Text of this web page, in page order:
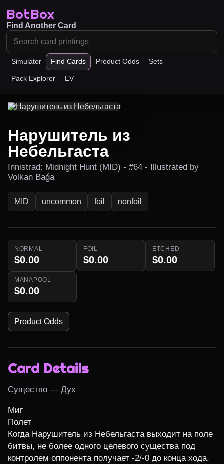
BotBox
Simulator Find Cards Product Odds Sets
Pack Explorer EV
Find Another Card
Нарушитель из
Небельгаста
Innistrad: Midnight Hunt (MID) - #64 - Illustrated by
Volkan Baǵa
MID uncommon foil nonfoil
NORMAL
$0.00
FOIL
$0.00
ETCHED
$0.00
MANAPOOL
$0.00
Product Odds
Card Details
Существо — Дух
Миг
Полет
Когда Нарушитель из Небельгаста выходит на поле
битвы, не более одного целевого существа под
контролем оппонента получает -2/-0 до конца хода.